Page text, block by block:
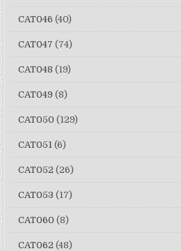
CAT046 (40)
CAT047 (74)
CAT048 (19)
CAT049 (8)
CAT050 (129)
CAT051 (6)
CAT052 (26)
CAT053 (17)
CAT060 (8)
CAT062 (48)